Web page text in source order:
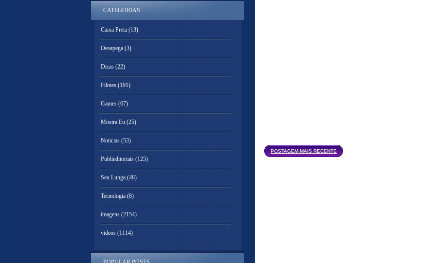
POSTAGEM MAIS RECENTE
CATEGORIAS
Caixa Preta (13)
Desapega (3)
Dicas (22)
Filmes (191)
Games (67)
Mostra Eu (25)
Noticias (53)
Publieditoriais (125)
Seu Lunga (48)
Tecnologia (8)
imagens (2154)
videos (1114)